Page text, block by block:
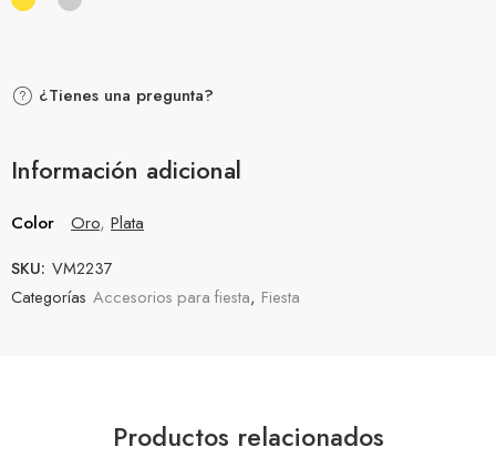
¿Tienes una pregunta?
Información adicional
Color Oro, Plata
SKU: VM2237
Categorías Accesorios para fiesta, Fiesta
Productos relacionados